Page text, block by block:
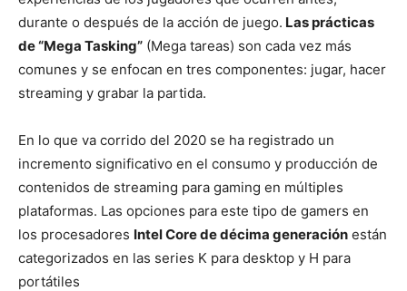
durante o después de la acción de juego. Las prácticas
de “Mega Tasking” (Mega tareas) son cada vez más
comunes y se enfocan en tres componentes: jugar, hacer
streaming y grabar la partida.
En lo que va corrido del 2020 se ha registrado un
incremento significativo en el consumo y producción de
contenidos de streaming para gaming en múltiples
plataformas. Las opciones para este tipo de gamers en
los procesadores Intel Core de décima generación están
categorizados en las series K para desktop y H para
portátiles